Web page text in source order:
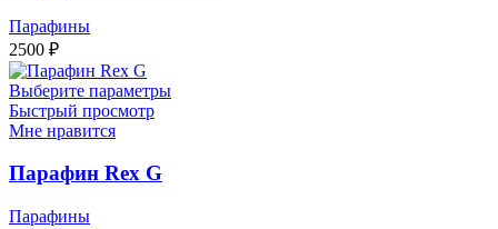
Парафины
2500 ₽
Выберите параметры
Быстрый просмотр
Мне нравится
Парафин Rex G
Парафины